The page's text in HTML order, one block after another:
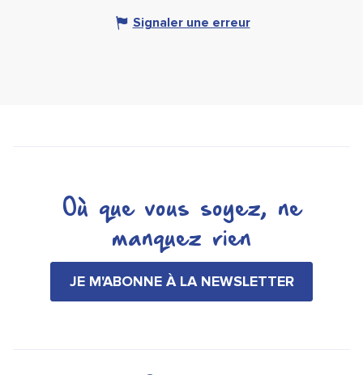
Signaler une erreur
Où que vous soyez, ne
manquez rien
JE M'ABONNE À LA NEWSLETTER